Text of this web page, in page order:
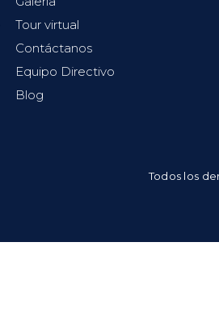
Tour virtual
Contáctanos
Equipo Directivo
Blog
Todos los